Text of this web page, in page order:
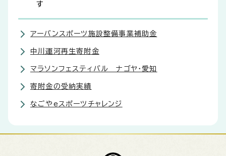
す
アーバンスポーツ施設整備事業補助金
中川運河再生寄附金
マラソンフェスティバル ナゴヤ・愛知
寄附金の受納実績
なごやeスポーツチャレンジ